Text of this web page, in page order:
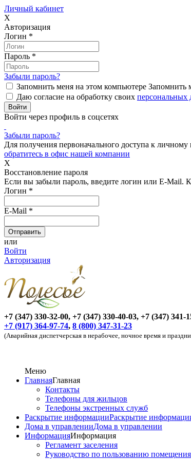
Личный кабинет
X
Авторизация
Логин *
Пароль *
Забыли пароль?
Запомнить меня на этом компьютере Запомнить
Даю согласие на обработку своих персональных
Войти через профиль в соцсетях
Забыли пароль?
Для получения первоначального доступа к личному
обратитесь в офис нашей компании
X
Восстановление пароля
Если вы забыли пароль, введите логин или E-Mail.
Логин *
E-Mail *
или
Войти
Авторизация
+7 (347) 330-32-00, +7 (347) 330-40-03, +7 (347) 341-
+7 (917) 364-97-74, 8 (800) 347-31-23
(Аварийная диспетчерская в нерабочее, ночное время и
Меню
ГлавнаяГлавная
Контакты
Телефоны для жильцов
Телефоны экстренных служб
Раскрытие информацииРаскрытие
Дома в управленииДома в управлении
ИнформацияИнформация
Регламент заселения
Руководство по пользованию